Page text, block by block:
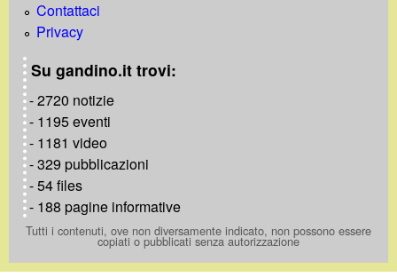
Contattaci
Privacy
Su gandino.it trovi:
- 2720 notizie
- 1195 eventi
- 1181 video
- 329 pubblicazioni
- 54 files
- 188 pagine informative
Tutti i contenuti, ove non diversamente indicato, non possono essere
copiati o pubblicati senza autorizzazione